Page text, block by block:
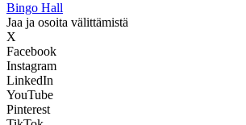
Bingo Hall
Jaa ja osoita välittämistä
X
Facebook
Instagram
LinkedIn
YouTube
Pinterest